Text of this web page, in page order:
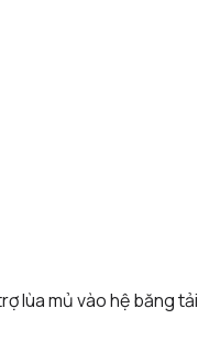
lùa mủ vào hệ băng tải